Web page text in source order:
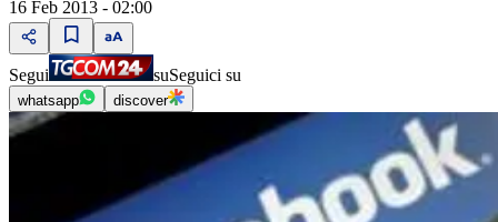
16 Feb 2013 - 02:00
Segui suSeguici su
whatsapp discover